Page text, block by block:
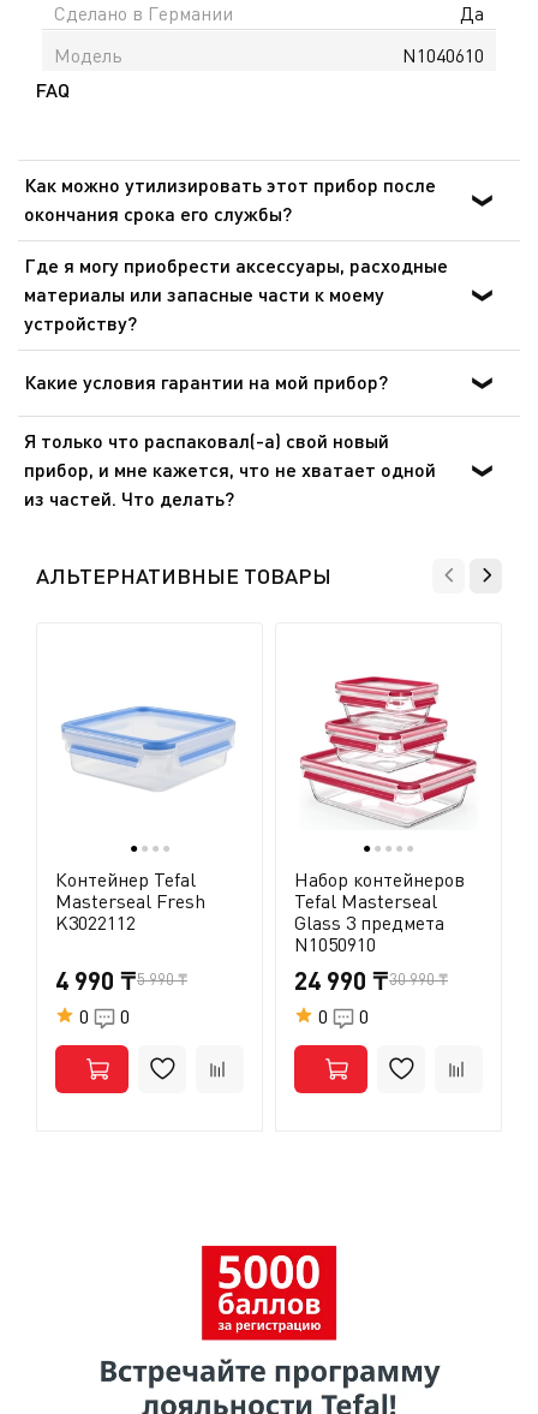
Сделано в Германии
Да
Модель
N1040610
FAQ
Как можно утилизировать этот прибор после
окончания срока его службы?
В приборе содержатся ценные материалы, которые
могут быть подвергнуты вторичной переработке.
Отнесите его на городской пункт сбора отходов.
Где я могу приобрести аксессуары, расходные
материалы или запасные части к моему
устройству?
Пожалуйста, перейдите в раздел «Аксессуары» веб-
сайта, чтобы легко найти то, что вам нужно для вашего
Какие условия гарантии на мой прибор?
Дополнительные сведения содержатся в разделе
«Гарантия» этого веб-сайта.
Я только что распаковал(-а) свой новый
прибор, и мне кажется, что не хватает одной
из частей. Что делать?
найти приемлемое решение.
АЛЬТЕРНАТИВНЫЕ ТОВАРЫ
● ● ● ●
Контейнер Tefal
Masterseal Fresh
K3022112
4 990 ₸5 990 ₸
0 0
● ● ● ● ●
Набор контейнеров
Tefal Masterseal
Glass 3 предмета
N1050910
24 990 ₸30 990 ₸
0 0